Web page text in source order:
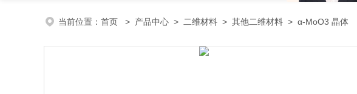
当前位置： 首页 > 产品中心 > 二维材料 > 其他二维材料 > α-MoO3 晶体